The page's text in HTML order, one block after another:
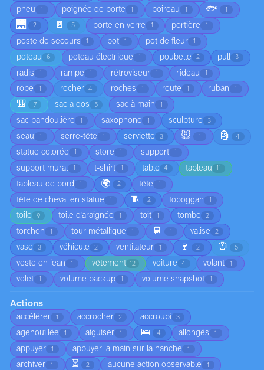
pneu 1 poignée de porte 1 poireau 1 🐟 1
🌉 2 🚪 5 porte en verre 1 portière 1
poste de secours 1 pot 1 pot de fleur 1
poteau 6 poteau électrique 1 poubelle 2 pull 3
radis 1 rampe 1 rétroviseur 1 rideau 1
robe 1 rocher 4 roches 1 route 1 ruban 1
🎒 7 sac à dos 5 sac à main 1
sac bandoulière 1 saxophone 1 sculpture 3
seau 1 serre-tête 1 serviette 3 🐭 1 🗿 4
statue colorée 1 store 1 support 1
support mural 1 t-shirt 1 table 4 tableau 11
tableau de bord 1 🌍 2 tête 1
tête de cheval en statue 1 🧵 2 toboggan 1
toile 9 toile d'araignée 1 toit 1 tombe 2
torchon 1 tour métallique 1 🚆 1 valise 2
vase 3 véhicule 2 ventilateur 1 🍷 2 🧥 5
veste en jean 1 vêtement 12 voiture 4 volant 1
volet 1 volume backup 1 volume snapshot 1
Actions
accélérer 1 accrocher 2 accroupi 3
agenouillée 1 aiguiser 1 🛌 4 allongés 1
appuyer 1 appuyer la main sur la hanche 1
archiver 1 ⏳ 2 aucune action observable 1